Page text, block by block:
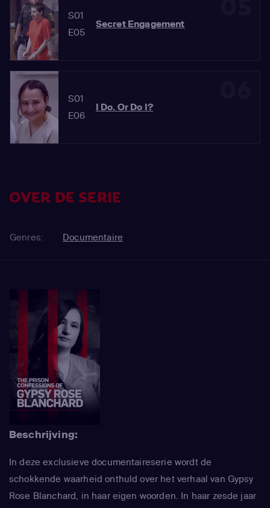
S01
E05
Secret Engagement
S01
E06
I Do. Or Do I?
OVER DE SERIE
Genres: Documentaire
Beschrijving:
In deze exclusieve documentaireserie wordt de
schokkende waarheid onthuld over het verhaal van Gypsy
Rose Blanchard, in haar eigen woorden. In haar zesde jaar